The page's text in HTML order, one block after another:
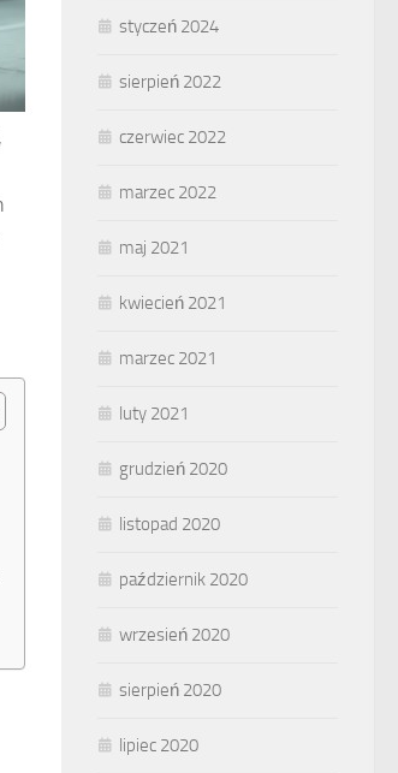
styczeń 2024
sierpień 2022
czerwiec 2022
marzec 2022
maj 2021
kwiecień 2021
marzec 2021
luty 2021
grudzień 2020
listopad 2020
październik 2020
wrzesień 2020
sierpień 2020
lipiec 2020